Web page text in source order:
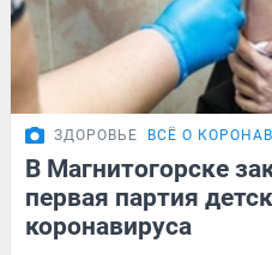
ЗДОРОВЬЕ ВСЁ О
В Магнитогорске
первая партия
коронавируса